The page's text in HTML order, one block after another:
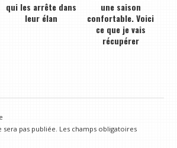
qui les arrête dans
leur élan
une saison
confortable. Voici
ce que je vais
récupérer
sera pas publiée. Les champs obligatoires